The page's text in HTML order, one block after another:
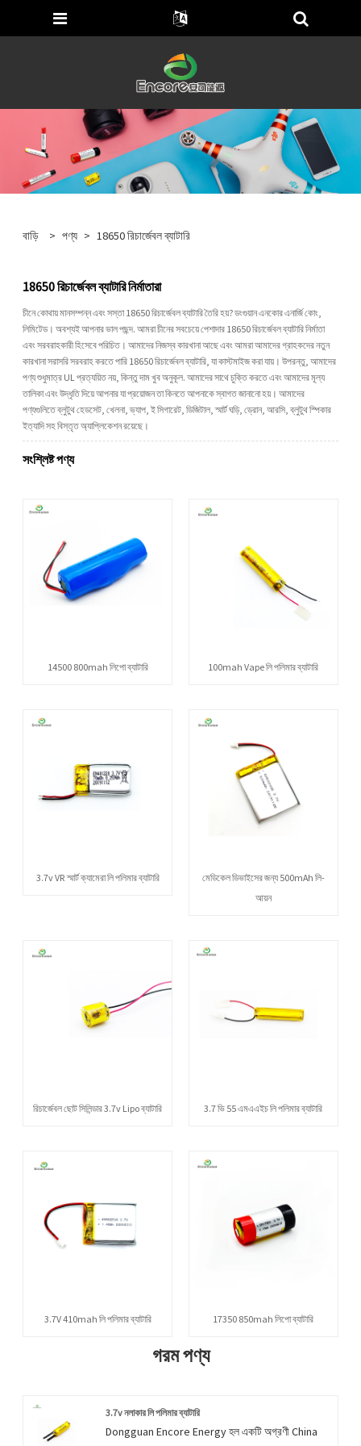
বাড়ি > পণ্য > 18650 রিচার্জেবল ব্যাটারি
18650 রিচার্জেবল ব্যাটারি নির্মাতারা
চীনে কোথায় মানসম্পন্ন এবং সস্তা 18650 রিচার্জেবল ব্যাটারি তৈরি হয়? ডংগুয়ান এনকোর এনার্জি কোং,
লিমিটেড। অবশ্যই আপনার ভাল পছন্দ. আমরা চীনের সবচেয়ে পেশাদার 18650 রিচার্জেবল ব্যাটারি নির্মাতা
এবং সরবরাহকারী হিসেবে পরিচিত। আমাদের নিজস্ব কারখানা আছে এবং আমরা আমাদের গ্রাহকদের নতুন
কারখানা সরাসরি সরবরাহ করতে পারি 18650 রিচার্জেবল ব্যাটারি, যা কাস্টমাইজ করা যায়। উপরন্তু, আমাদের
পণ্য শুধুমাত্র UL প্রত্যয়িত নয়, কিন্তু দাম খুব অনুকূল. আমাদের সাথে চুক্তি করতে এবং আমাদের মূল্য
তালিকা এবং উদ্ধৃতি দিয়ে আপনার যা প্রয়োজন তা কিনতে আপনাকে স্বাগত জানানো হয়। আমাদের
পণ্যগুলিতে ব্লুটুথ হেডসেট, খেলনা, ভ্যাপ, ই সিগারেট, ডিজিটাল, স্মার্ট ঘড়ি, ড্রোন, আরসি, ব্লুটুথ স্পিকার
ইত্যাদি সহ বিস্তৃত অ্যাপ্লিকেশন রয়েছে।
সংশ্লিষ্ট পণ্য
14500 800mah লিপো ব্যাটারি 100mah Vape লি পলিমার ব্যাটারি
3.7v VR স্মার্ট ক্যামেরা লি পলিমার ব্যাটারি
মেডিকেল ডিভাইসের জন্য 500mAh লি-
আয়ন
রিচার্জেবল ছোট সিলিন্ডার 3.7v Lipo ব্যাটারি 3.7 ভি 55 এমএএইচ লি পলিমার ব্যাটারি
3.7V 410mah লি পলিমার ব্যাটারি 17350 850mah লিপো ব্যাটারি
গরম পণ্য
3.7v নলাকার লি পলিমার ব্যাটারি
Dongguan Encore Energy হল একটি অগ্রণী China